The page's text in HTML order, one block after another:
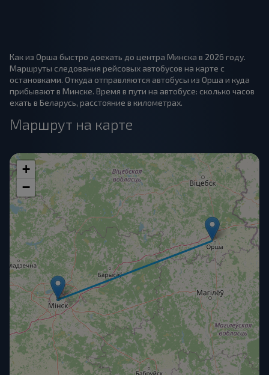
Как из Орша быстро доехать до центра Минска в 2026 году.
Маршруты следования рейсовых автобусов на карте с
остановками. Откуда отправляются автобусы из Орша и куда
прибывают в Минске. Время в пути на автобусе: сколько часов
ехать в Беларусь, расстояние в километрах.
Маршрут на карте
+
−